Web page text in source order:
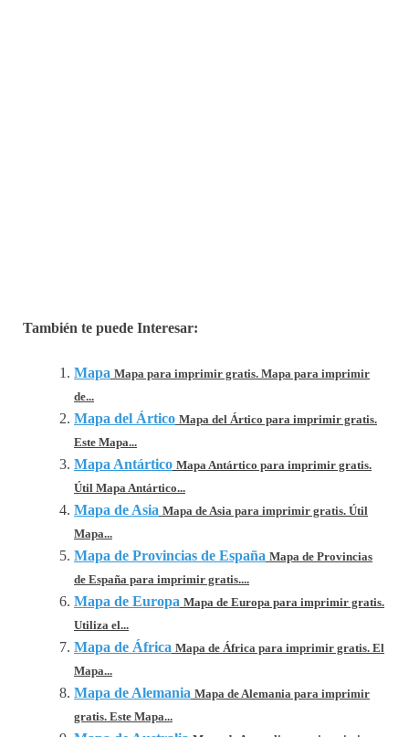
También te puede Interesar:
Mapa Mapa para imprimir gratis. Mapa para imprimir
de...
Mapa del Ártico Mapa del Ártico para imprimir gratis.
Este Mapa...
Mapa Antártico Mapa Antártico para imprimir gratis.
Útil Mapa Antártico...
Mapa de Asia Mapa de Asia para imprimir gratis. Útil
Mapa...
Mapa de Provincias de España Mapa de Provincias
de España para imprimir gratis....
Mapa de Europa Mapa de Europa para imprimir gratis.
Utiliza el...
Mapa de África Mapa de África para imprimir gratis. El
Mapa...
Mapa de Alemania Mapa de Alemania para imprimir
gratis. Este Mapa...